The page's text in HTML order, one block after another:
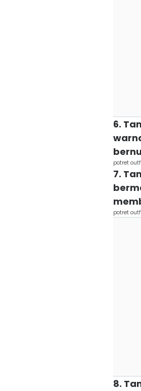
6.
potret
7.
potret
8.